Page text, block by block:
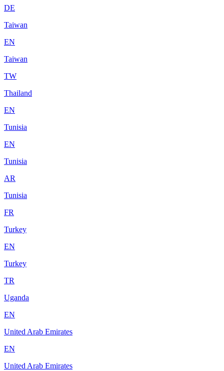
DE
Taiwan
EN
Taiwan
TW
Thailand
EN
Tunisia
EN
Tunisia
AR
Tunisia
FR
Turkey
EN
Turkey
TR
Uganda
EN
United Arab Emirates
EN
United Arab Emirates